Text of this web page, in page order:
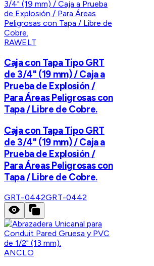
RAWELT
Caja con Tapa Tipo GRT
de 3/4" (19 mm) / Caja a
Prueba de Explosión /
Para Áreas Peligrosas con
Tapa / Libre de Cobre.
Caja con Tapa Tipo GRT
de 3/4" (19 mm) / Caja a
Prueba de Explosión /
Para Áreas Peligrosas con
Tapa / Libre de Cobre.
GRT-0442GRT-0442
ANCLO